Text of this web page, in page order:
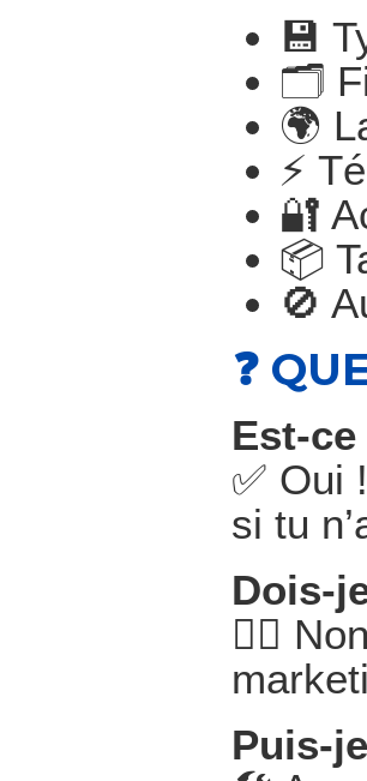
💾
🗂️
🌍
⚡
🔐
📦
🚫
❓
Est-
✅ Oui
si tu
Dois-
🙅‍♂️
Puis-